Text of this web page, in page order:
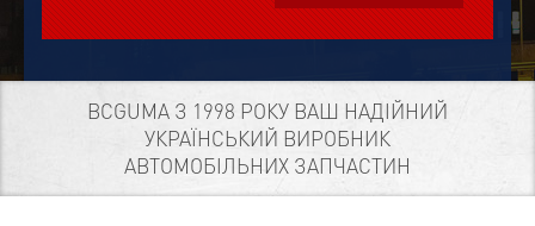
BCGUMA З 1998 РОКУ ВАШ НАДІЙНИЙ
УКРАЇНСЬКИЙ ВИРОБНИК
АВТОМОБІЛЬНИХ ЗАПЧАСТИН